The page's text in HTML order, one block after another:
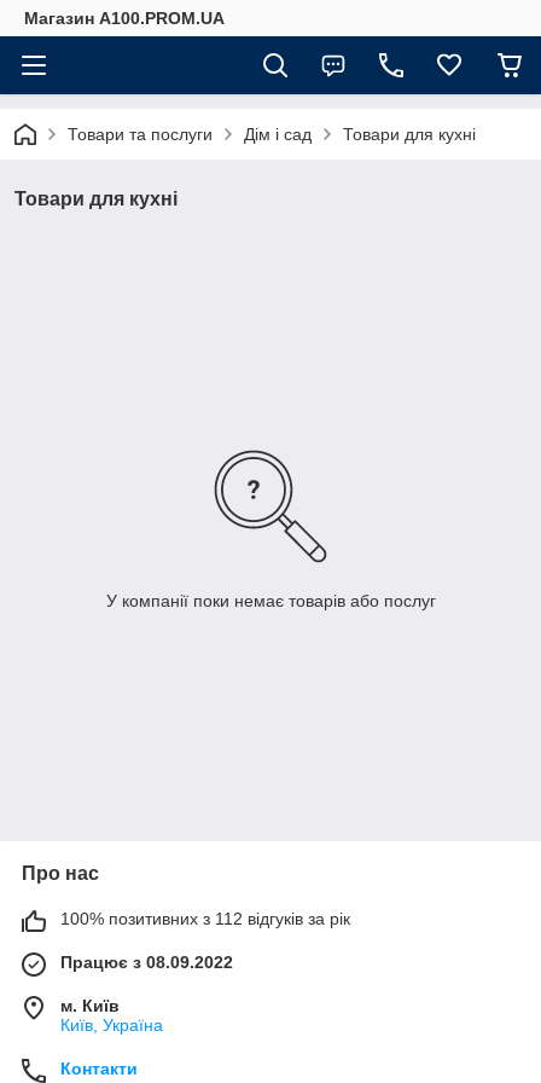
Магазин A100.PROM.UA
Товари та послуги Дім і сад Товари для кухні
Товари для кухні
У компанії поки немає товарів або послуг
Про нас
100% позитивних з 112 відгуків за рік
Працює з 08.09.2022
м. Київ
Київ, Україна
Контакти